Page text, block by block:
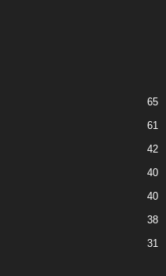
65
61
42
40
40
38
31